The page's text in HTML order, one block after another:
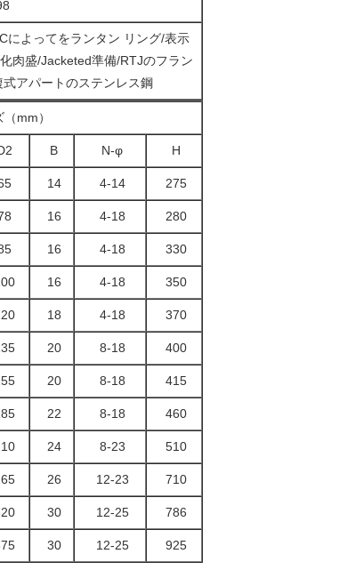
によってをランタン リング/表示
肉盛/Jacketed準備/RTJのフラン
アパートのステンレス鋼
mm）
B N-φ H
14 4-14 275
16 4-18 280
16 4-18 330
16 4-18 350
18 4-18 370
20 8-18 400
20 8-18 415
22 8-18 460
24 8-23 510
26 12-23 710
30 12-25 786
30 12-25
925